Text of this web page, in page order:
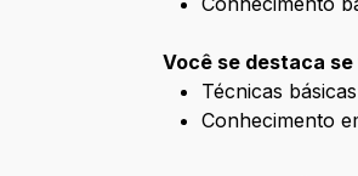
Você se destaca
Técnicas
Conhecimento